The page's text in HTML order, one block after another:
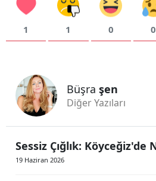
1 1 0 0
Büşra şen
Diğer Yazıları
Sessiz Çığlık: Köyceğiz'de
19 Haziran 2026